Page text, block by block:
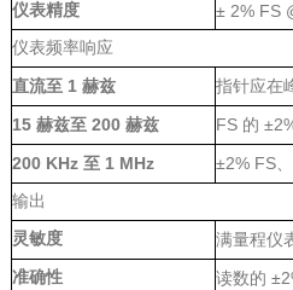
仪表精度 ± 2% FS
仪表频率响应
直流至 1赫兹 指针应在
15赫兹至 200赫兹 FS 的
200 KHz至 1 MHz ±2% FS、
输出
灵敏度 满量程仪
准确性 读数的